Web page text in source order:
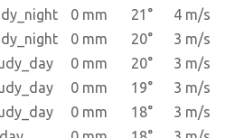
0 mm 21°
4 m/s
0 mm 20°
3 m/s
0 mm 20°
3 m/s
0 mm 19°
3 m/s
0 mm 18°
3 m/s